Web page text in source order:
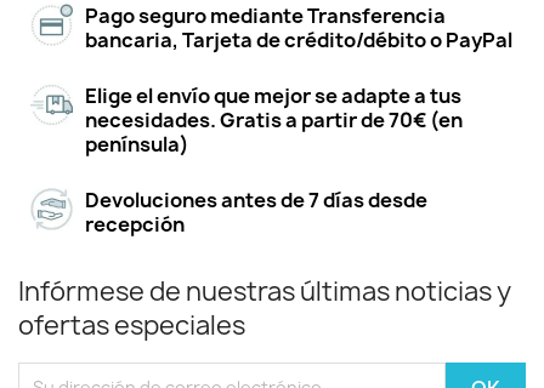
Pago seguro mediante Transferencia
bancaria, Tarjeta de crédito/débito o PayPal
Elige el envío que mejor se adapte a tus
necesidades. Gratis a partir de 70€ (en
península)
Devoluciones antes de 7 días desde
recepción
Infórmese de nuestras últimas noticias y
ofertas especiales